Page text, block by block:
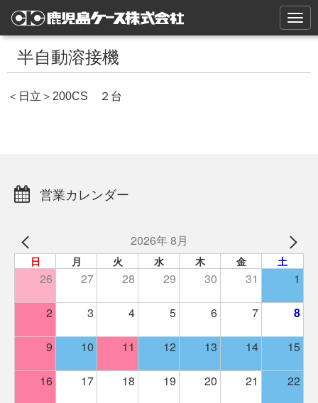
N
a
v
a
半自動溶接機
＜日立＞200CS ２台
営業カレンダー
2026年 8月
日 月 火 水 木 金 土
26 27 28 29 30 31 1
2 3 4 5 6 7 8
9 10 11 12 13 14 15
16 17 18 19 20 21 22